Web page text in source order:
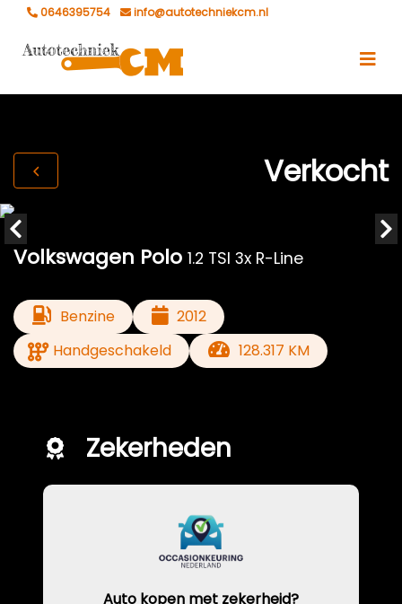
0646395754 info@autotechniekcm.nl
Verkocht
Volkswagen Polo 1.2 TSI 3x R-Line
Benzine
2012
Handgeschakeld
128.317 KM
Zekerheden
Auto kopen met zekerheid?